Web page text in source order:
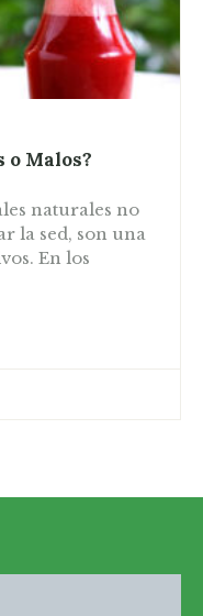
o Malos?
naturales no
la sed, son una
En los